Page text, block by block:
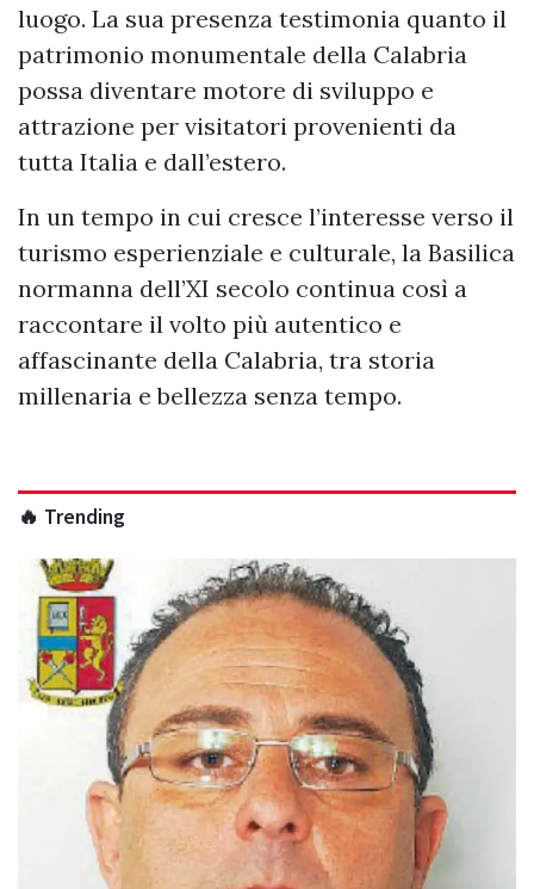
luogo. La sua presenza testimonia quanto il
patrimonio monumentale della Calabria
possa diventare motore di sviluppo e
attrazione per visitatori provenienti da
tutta Italia e dall’estero.
In un tempo in cui cresce l’interesse verso il
turismo esperienziale e culturale, la Basilica
normanna dell’XI secolo continua così a
raccontare il volto più autentico e
affascinante della Calabria, tra storia
millenaria e bellezza senza tempo.
🔥 Trending